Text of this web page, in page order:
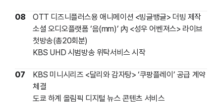
08
OTT 디즈니플러스용 애니메이션 <빙글뱅글> 더빙 제작
소셜 오디오플랫폼 ‘음(mm)’ 內 <성우 어벤져스> 라이브
첫방송(총20회분)
KBS UHD 시범방송 위탁서비스 시작
07
KBS 미니시리즈 <달리와 감자탕> ‘쿠팡플레이’ 공급 계약
체결
도쿄 하계 올림픽 디지털 뉴스 콘텐츠 서비스